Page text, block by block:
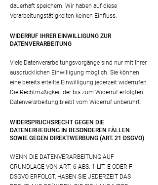
dauerhaft speichern. Wir haben auf diese
Verarbeitungstätigkeiten keinen Einfluss.
WIDERRUF IHRER EINWILLIGUNG ZUR
DATENVERARBEITUNG
Viele Datenverarbeitungsvorgänge sind nur mit Ihrer
ausdrücklichen Einwilligung möglich. Sie können
eine bereits erteilte Einwilligung jederzeit widerrufen.
Die Rechtmäßigkeit der bis zum Widerruf erfolgten
Datenverarbeitung bleibt vom Widerruf unberührt.
WIDERSPRUCHSRECHT GEGEN DIE
DATENERHEBUNG IN BESONDEREN FÄLLEN
SOWIE GEGEN DIREKTWERBUNG (ART. 21 DSGVO)
WENN DIE DATENVERARBEITUNG AUF
GRUNDLAGE VON ART. 6 ABS. 1 LIT. E ODER F
DSGVO ERFOLGT, HABEN SIE JEDERZEIT DAS